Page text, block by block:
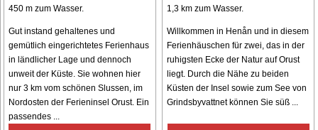
450 m zum Wasser.
Gut instand gehaltenes und
gemütlich eingerichtetes Ferienhaus
in ländlicher Lage und dennoch
unweit der Küste. Sie wohnen hier
nur 3 km vom schönen Slussen, im
Nordosten der Ferieninsel Orust. Ein
passendes ...
1,3 km zum Wasser.
Willkommen in Henån und in diesem
Ferienhäuschen für zwei, das in der
ruhigsten Ecke der Natur auf Orust
liegt. Durch die Nähe zu beiden
Küsten der Insel sowie zum See von
Grindsbyvattnet können Sie süß ...